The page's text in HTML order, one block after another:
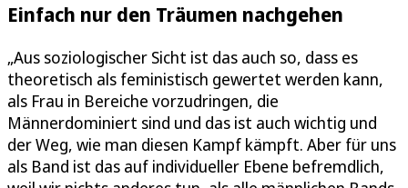
Einfach nur den Träumen nachgehen
„Aus soziologischer Sicht ist das auch so, dass es
theoretisch als feministisch gewertet werden kann,
als Frau in Bereiche vorzudringen, die
Männerdominiert sind und das ist auch wichtig und
der Weg, wie man diesen Kampf kämpft. Aber für uns
als Band ist das auf individueller Ebene befremdlich,